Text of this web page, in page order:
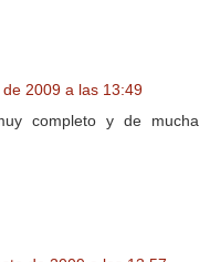
2009 a las 13:49
completo y de mucha